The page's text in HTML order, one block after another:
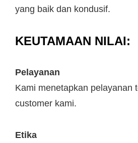
yang baik dan kondusif.
KEUTAMAAN NILAI:
Pelayanan
Kami menetapkan pelayanan
customer kami.
Etika